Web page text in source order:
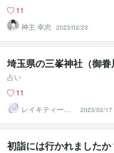
11
神主 幸忠
2023/02/23
埼玉県の三峯神社（御眷
占い
11
レイキティーチ
ャー Maya
2023/02/17
初詣には行かれましたか